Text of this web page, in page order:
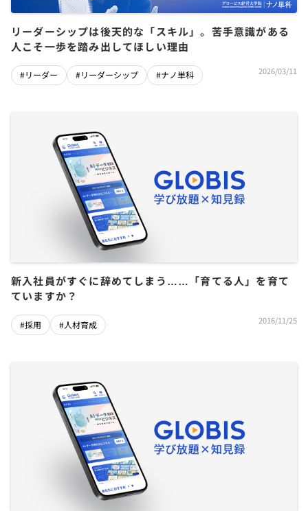
リーダーシップは後天的な「スキル」。苦手意識がある
人こそ一歩を踏み出してほしい理由
#リーダー #リーダーシップ #ナノ単科 2026/03/11
新入社員がすぐに辞めてしまう……「育てる人」を育て
ていますか？
#採用 #人材育成 2016/11/25